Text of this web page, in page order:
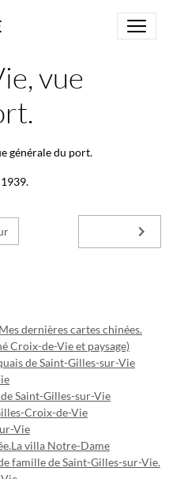
vue
Mes dernières cartes chinées.
Croix-de-Vie et paysage)
de Saint-Gilles-sur-Vie
Saint-Gilles-sur-Vie
Croix-de-Vie
Vie
La villa Notre-Dame
famille de Saint-Gilles-sur-Vie.